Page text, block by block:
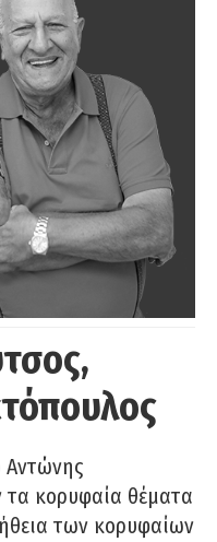
Αντώνης
τα κορυφαία θέματα
των κορυφαίων